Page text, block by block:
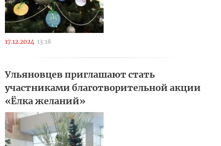
17.12.2024 13:18
Ульяновцев приглашают стать
участниками благотворительной акции
«Ёлка желаний»